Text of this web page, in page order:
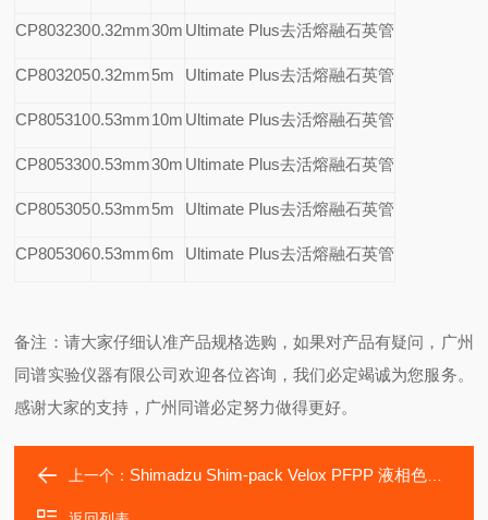
CP8032300.32mm30m Ultimate Plus去活熔融石英管
CP8032050.32mm5m Ultimate Plus去活熔融石英管
CP8053100.53mm10m Ultimate Plus去活熔融石英管
CP8053300.53mm30m Ultimate Plus去活熔融石英管
CP8053050.53mm5m Ultimate Plus去活熔融石英管
CP8053060.53mm6m Ultimate Plus去活熔融石英管
备注：请大家仔细认准产品规格选购，如果对产品有疑问，广州
同谱实验仪器有限公司欢迎各位咨询，我们必定竭诚为您服务。
感谢大家的支持，广州同谱必定努力做得更好。
上一个： Shimadzu Shim-pack Velox PFPP 液相色谱柱